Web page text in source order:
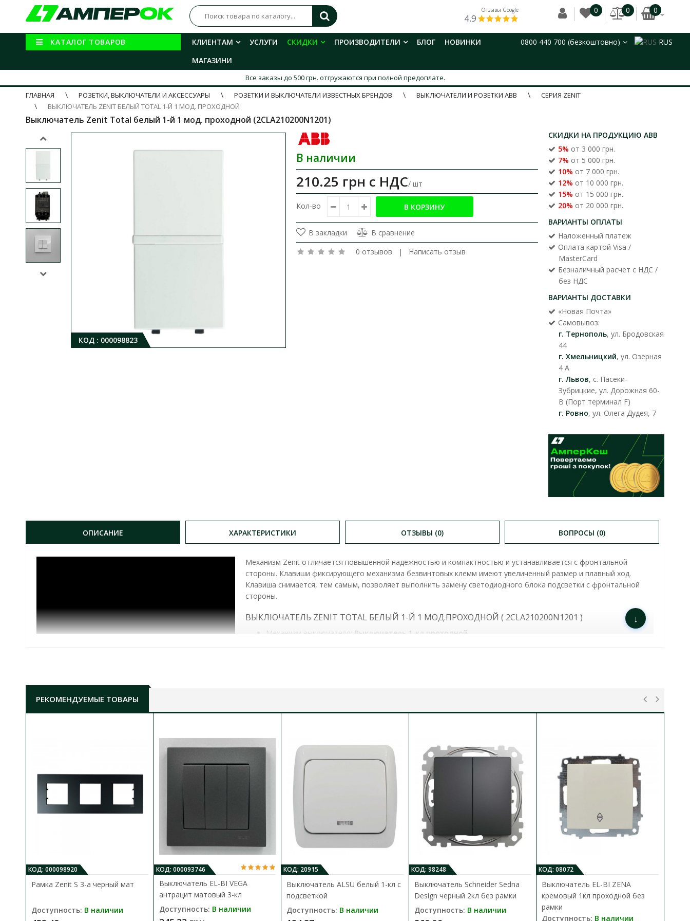
Отзывы Google
4.9
0 0 0
КАТАЛОГ ТОВАРОВ КЛИЕНТАМ УСЛУГИ СКИДКИ ПРОИЗВОДИТЕЛИ БЛОГ
НОВИНКИ
МАГАЗИНИ
0800 440 700 (безкоштовно) RUS
Все заказы до 500 грн. отгружаются при полной предоплате.
ГЛАВНАЯ
РОЗЕТКИ, ВЫКЛЮЧАТЕЛИ И АКСЕССУАРЫ РОЗЕТКИ И ВЫКЛЮЧАТЕЛИ ИЗВЕСТНЫХ БРЕНДОВ ВЫКЛЮЧАТЕЛИ И РОЗЕТКИ ABB
СЕРИЯ ZENIT
ВЫКЛЮЧАТЕЛЬ ZENIT БЕЛЫЙ TOTAL 1-Й 1 МОД. ПРОХОДНОЙ
Выключатель Zenit Total белый 1-й 1 мод. проходной (2CLA210200N1201)
КОД : 000098823
В наличии
210.25 грн с НДС/ шт
Кол-во
В закладки
В сравнение
0 отзывов | Написать отзыв
СКИДКИ НА ПРОДУКЦИЮ ABB
5% от 3 000 грн.
7% от 5 000 грн.
10% от 7 000 грн.
12% от 10 000 грн.
15% от 15 000 грн.
20% от 20 000 грн.
ВАРИАНТЫ ОПЛАТЫ
Наложенный платеж
Оплата картой Visa /
MasterCard
Безналичный расчет с НДС /
без НДС
ВАРИАНТЫ ДОСТАВКИ
«Новая Почта»
Самовывоз:
г. Тернополь, ул. Бродовская
44
г. Хмельницкий, ул. Озерная
4 А
г. Львов, с. Пасеки-
Зубрицкие, ул. Дорожная 60-
В (Порт терминал F)
г. Ровно, ул. Олега Дудея, 7
ОПИСАНИЕ ХАРАКТЕРИСТИКИ ОТЗЫВЫ (0) ВОПРОСЫ (0)
Механизм Zenit отличается повышенной надежностью и компактностью и устанавливается с фронтальной
стороны. Клавиши фиксирующего механизма безвинтовых клемм имеют увеличенный размер и плавный ход.
Клавиша снимается, тем самым, позволяет выполнить замену светодиодного блока подсветки с фронтальной
стороны.
ВЫКЛЮЧАТЕЛЬ ZENIT TOTAL БЕЛЫЙ 1-Й 1 МОД.ПРОХОДНОЙ ( 2CLA210200N1201 )
Механизм выключателя: Выключатель 1-кл проходной
↓
РЕКОМЕНДУЕМЫЕ ТОВАРЫ
КОД: 000098920
Рамка Zenit S 3-а черный мат
Доступность: В наличии
КОД: 000093746
Выключатель EL-BI VEGA
антрацит матовый 3-кл
Доступность: В наличии
КОД: 20915
Выключатель ALSU белый 1-кл с
подсветкой
Доступность: В наличии
КОД: 98248
Выключатель Schneider Sedna
Design черный 2кл без рамки
Доступность: В наличии
КОД: 08072
Выключатель EL-BI ZENA
кремовый 1кл проходной без
рамки
Доступность: В наличии